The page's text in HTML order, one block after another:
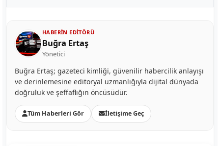
HABERIN EDITÖRÜ
Buğra Ertaş
Yönetici
Buğra Ertaş; gazeteci kimliği, güvenilir habercilik anlayışı
ve derinlemesine editoryal uzmanlığıyla dijital dünyada
doğruluk ve şeffaflığın öncüsüdür.
Tüm Haberleri Gör İletişime Geç